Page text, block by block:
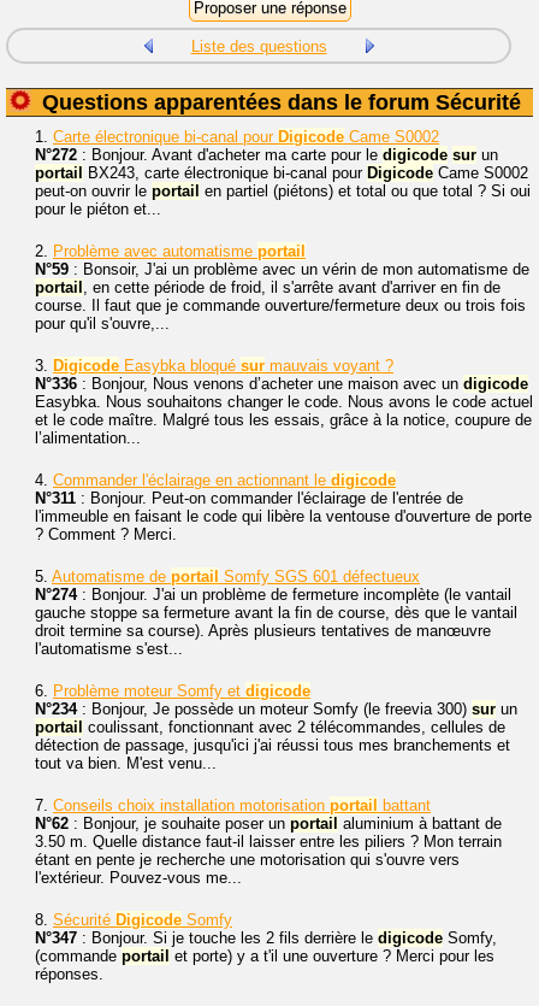
Liste des questions
Questions apparentées dans le forum Sécurité
1. Carte électronique bi-canal pour Digicode Came S0002
N°272 : Bonjour. Avant d'acheter ma carte pour le digicode sur un
portail
BX243, carte électronique bi-canal pour Digicode Came S0002
peut-on ouvrir le portail en partiel (piétons) et total ou que total ? Si oui
pour le piéton et...
2. Problème avec automatisme portail
N°59 : Bonsoir, J'ai un problème avec un vérin de mon automatisme de
portail , en cette période de froid, il s'arrête avant d'arriver en fin de
course. Il faut que je commande ouverture/fermeture deux ou trois fois
pour qu'il s'ouvre,...
3. Digicode Easybka bloqué sur mauvais voyant ?
N°336 : Bonjour, Nous venons d’acheter une maison avec un digicode
Easybka. Nous souhaitons changer le code. Nous avons le code actuel
et le code maître. Malgré tous les essais, grâce à la notice, coupure de
l’alimentation...
4. Commander l'éclairage en actionnant le digicode
N°311 : Bonjour. Peut-on commander l'éclairage de l'entrée de
l'immeuble en faisant le code qui libère la ventouse d'ouverture de porte
? Comment ? Merci.
5. Automatisme de portail Somfy SGS 601 défectueux
N°274: Bonjour. J'ai un problème de fermeture incomplète (le vantail
gauche stoppe sa fermeture avant la fin de course, dès que le vantail
droit termine sa course). Après plusieurs tentatives de manœuvre
l'automatisme s'est...
6. Problème moteur Somfy et digicode
N°234: Bonjour, Je possède un moteur Somfy (le freevia 300) sur un
portail coulissant, fonctionnant avec 2 télécommandes, cellules de
détection de passage, jusqu'ici j'ai réussi tous mes branchements et
tout va bien. M'est venu...
7. Conseils choix installation motorisation portail
battant
N°62 : Bonjour, je souhaite poser un portail aluminium à battant de
3.50 m. Quelle distance faut-il laisser entre les piliers ? Mon terrain
étant en pente je recherche une motorisation qui s'ouvre vers
l'extérieur. Pouvez-vous me...
8. Sécurité Digicode Somfy
N°347 : Bonjour. Si je touche les 2 fils derrière le digicode Somfy,
(commande portail et porte) y a t'il une ouverture ? Merci pour les
réponses.